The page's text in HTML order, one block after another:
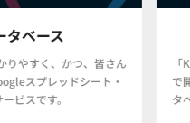
タベース
りやすく、かつ、皆さん
スプレッドシート・
ビスです。
で
タ